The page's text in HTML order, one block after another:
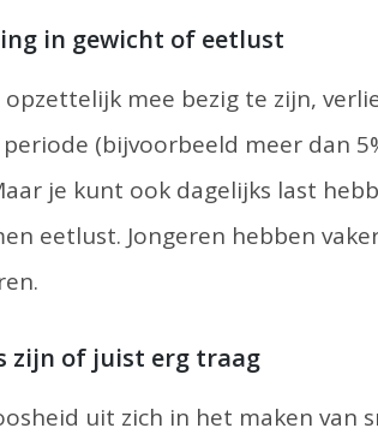
in gewicht of eetlust
mee bezig te zijn,
(bijvoorbeeld meer dan
je kunt ook dagelijks last
eetlust. Jongeren hebben
zijn of juist erg traag
uit zich in het maken van